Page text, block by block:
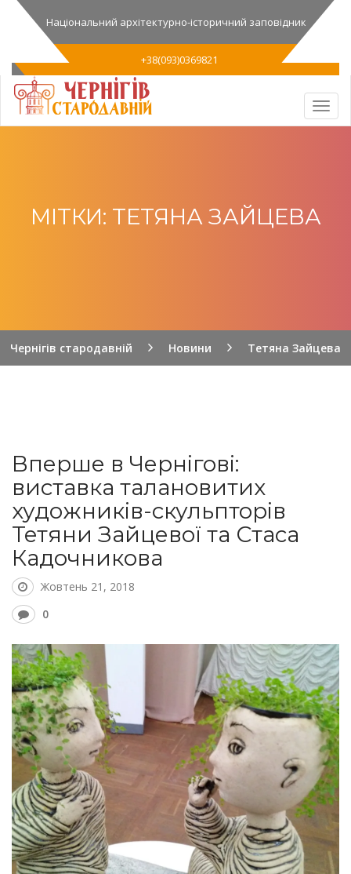
Національний архітектурно-історичний заповідник
+38(093)0369821
МІТКИ: ТЕТЯНА ЗАЙЦЕВА
Чернігів стародавній Новини Тетяна Зайцева
Вперше в Чернігові:
виставка талановитих
художників-скульпторів
Тетяни Зайцевої та Стаса
Кадочникова
Жовтень 21, 2018
0